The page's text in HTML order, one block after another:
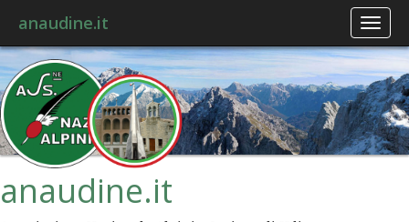
anaudine.it
anaudine.it